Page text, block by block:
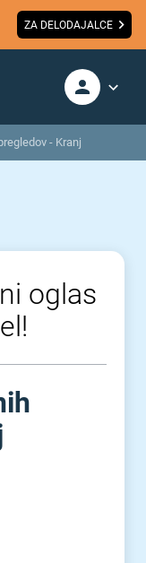
ZA DELODAJALCE
- Kranj
oglas